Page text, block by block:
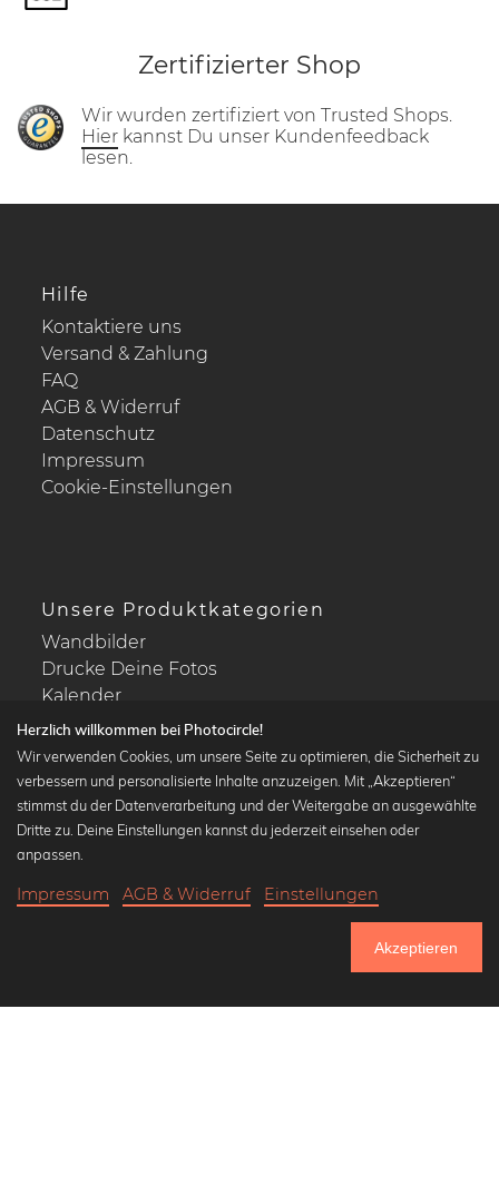
Bis Donnerstag: 20% Rabatt auf alle Bilder
Zertifizierter Shop
Wir wurden zertifiziert von Trusted Shops.
Hier kannst Du unser Kundenfeedback
lesen.
Hilfe
Kontaktiere uns
Versand & Zahlung
FAQ
AGB & Widerruf
Datenschutz
Impressum
Cookie-Einstellungen
Unsere Produktkategorien
Wandbilder
Drucke Deine Fotos
Kalender
Beliebte Kollektionen
Wandbilder in schwarz-weiß
Klassiker der Kunstgeschichte
Herzlich willkommen bei Photocircle!
Wir verwenden Cookies, um unsere Seite zu optimieren, die Sicherheit zu
verbessern und personalisierte Inhalte anzuzeigen. Mit „Akzeptieren“
stimmst du der Datenverarbeitung und der Weitergabe an ausgewählte
Dritte zu. Deine Einstellungen kannst du jederzeit einsehen oder
anpassen.
Impressum AGB & Widerruf Einstellungen
Akzeptieren